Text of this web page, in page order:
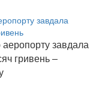
завдала
гривень –